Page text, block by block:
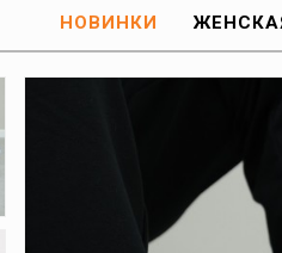
НОВИНКИ